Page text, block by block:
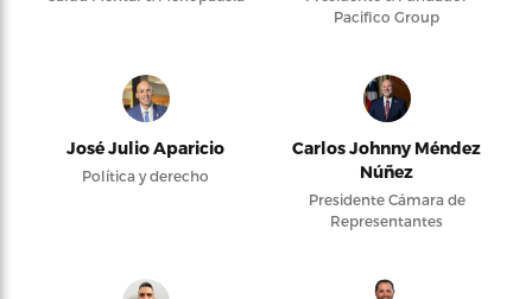
Pacifico Group
José Julio Aparicio
Política y derecho
Carlos Johnny Méndez
Núñez
Presidente Cámara de
Representantes